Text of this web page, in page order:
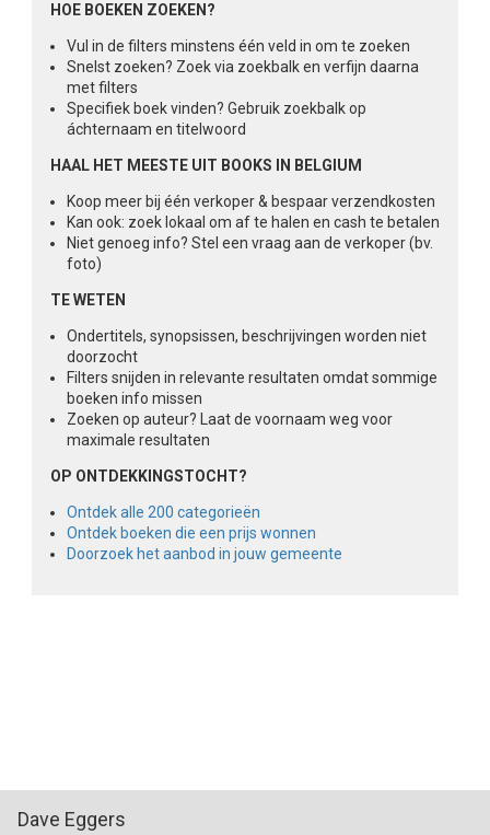
HOE BOEKEN ZOEKEN?
Vul in de filters minstens één veld in om te zoeken
Snelst zoeken? Zoek via zoekbalk en verfijn daarna
met filters
Specifiek boek vinden? Gebruik zoekbalk op
áchternaam en titelwoord
HAAL HET MEESTE UIT BOOKS IN BELGIUM
Koop meer bij één verkoper & bespaar verzendkosten
Kan ook: zoek lokaal om af te halen en cash te betalen
Niet genoeg info? Stel een vraag aan de verkoper (bv.
foto)
TE WETEN
Ondertitels, synopsissen, beschrijvingen worden niet
doorzocht
Filters snijden in relevante resultaten omdat sommige
boeken info missen
Zoeken op auteur? Laat de voornaam weg voor
maximale resultaten
OP ONTDEKKINGSTOCHT?
Ontdek alle 200 categorieën
Ontdek boeken die een prijs wonnen
Doorzoek het aanbod in jouw gemeente
Dave Eggers